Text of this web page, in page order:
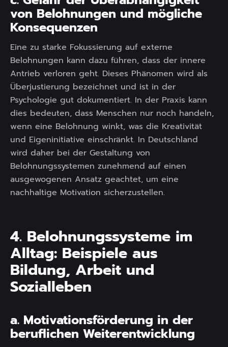
von Belohnungen und mögliche
Konsequenzen
Eine zu starke Fokussierung auf externe
Belohnungen kann dazu führen, dass der innere
Antrieb verloren geht. Dieses Phänomen wird als
Überjustierung bezeichnet und ist in der
Psychologie gut dokumentiert. In der Praxis kann
dies bedeuten, dass Menschen nur noch handeln,
wenn eine Belohnung winkt, was die Kreativität
und Eigeninitiative einschränkt. In Deutschland
wird daher bei der Gestaltung von
Belohnungssystemen zunehmend auf einen
ausgewogenen Ansatz geachtet, um eine
nachhaltige Motivation sicherzustellen.
4. Belohnungssysteme im
Alltag: Beispiele aus
Bildung, Arbeit und
Sozialleben
a. Motivationsförderung in der
beruflichen Weiterentwicklung